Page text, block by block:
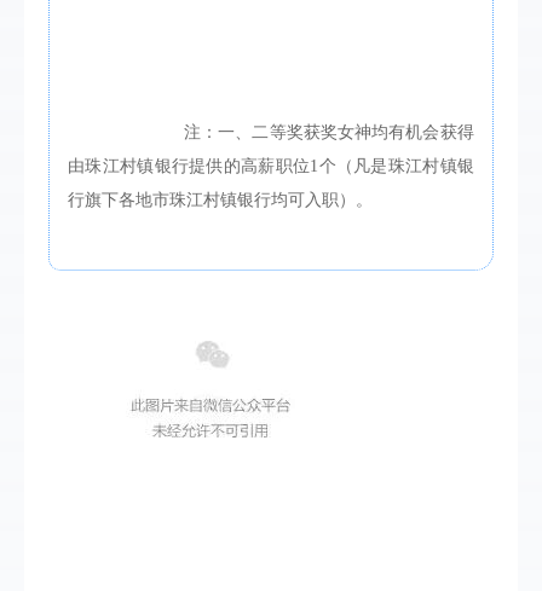
			注：一、二等奖获奖女神均有机会获得
由珠江村镇银行提供的高薪职位1个（凡是珠江村镇银
行旗下各地市珠江村镇银行均可入职）。